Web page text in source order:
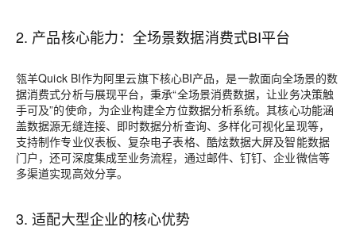
2. 产品核心能力：全场景数据消费式BI平台
瓴羊Quick BI作为阿里云旗下核心BI产品，是一款面向全场景的数
据消费式分析与展现平台，秉承“全场景消费数据，让业务决策触
手可及”的使命，为企业构建全方位数据分析系统。其核心功能涵
盖数据源无缝连接、即时数据分析查询、多样化可视化呈现等，
支持制作专业仪表板、复杂电子表格、酷炫数据大屏及智能数据
门户，还可深度集成至业务流程，通过邮件、钉钉、企业微信等
多渠道实现高效分享。
3. 适配大型企业的核心优势